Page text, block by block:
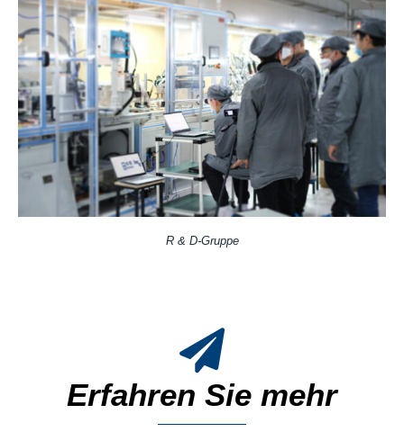
R & D-Gruppe
Erfahren Sie mehr